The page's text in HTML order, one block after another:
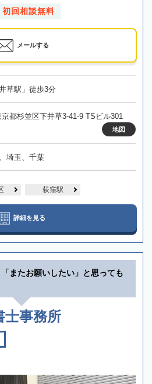
初回相談無料
メールする
草駅」徒歩3分
都杉並区下井草3-41-9 TSビル301
地図
埼玉、千葉
荻窪駅
詳細を見る
「またお願いしたい」と思っても
士事務所